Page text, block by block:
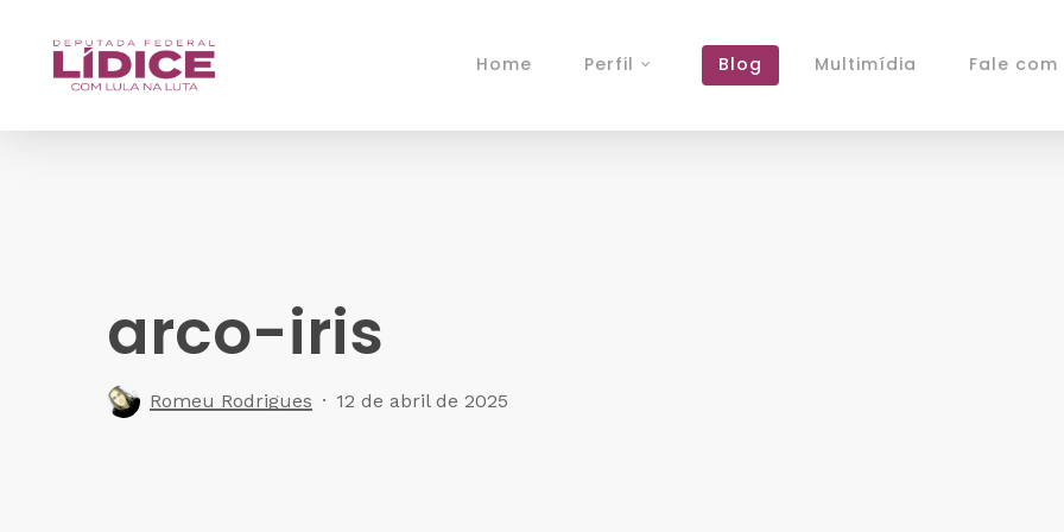
Home Perfil Blog Multimídia Fale com
arco-iris
Romeu Rodrigues 12 de abril de 2025